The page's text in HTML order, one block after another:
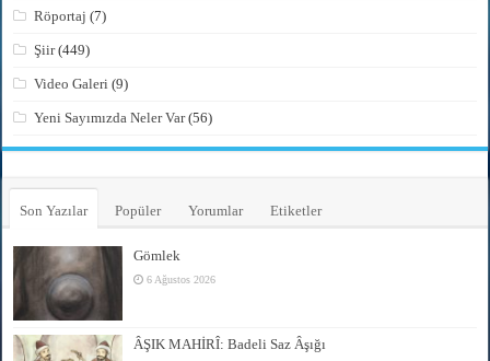
Röportaj (7)
Şiir(449)
Video Galeri (9)
Yeni Sayımızda Neler Var(56)
Son Yazılar Popüler Yorumlar Etiketler
Gömlek
6 Ağustos 2026
ÂŞIK MAHİRÎ: Badeli Saz Âşığı